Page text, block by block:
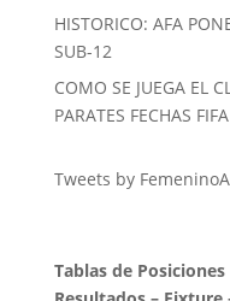
HISTORICO: AFA
SUB-12
COMO SE JUEGA EL
PARATES FECHAS
Tweets by
Tablas de Posiciones